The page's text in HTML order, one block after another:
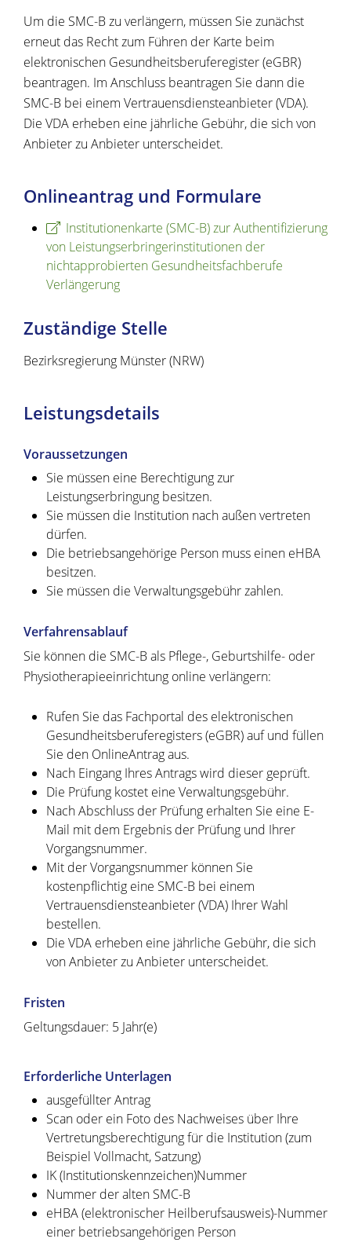
Um die SMC-B zu verlängern, müssen Sie zunächst
erneut das Recht zum Führen der Karte beim
elektronischen Gesundheitsberuferegister (eGBR)
beantragen. Im Anschluss beantragen Sie dann die
SMC-B bei einem Vertrauensdiensteanbieter (VDA).
Die VDA erheben eine jährliche Gebühr, die sich von
Anbieter zu Anbieter unterscheidet.
Onlineantrag und Formulare
Institutionenkarte (SMC-B) zur Authentifizierung
von Leistungserbringerinstitutionen der
nichtapprobierten Gesundheitsfachberufe
Verlängerung
Zuständige Stelle
Bezirksregierung Münster (NRW)
Leistungsdetails
Voraussetzungen
Sie müssen eine Berechtigung zur
Leistungserbringung besitzen.
Sie müssen die Institution nach außen vertreten
dürfen.
Die betriebsangehörige Person muss einen eHBA
besitzen.
Sie müssen die Verwaltungsgebühr zahlen.
Verfahrensablauf
Sie können die SMC-B als Pflege-, Geburtshilfe- oder
Physiotherapieeinrichtung online verlängern:
Rufen Sie das Fachportal des elektronischen
Gesundheitsberuferegisters (eGBR) auf und füllen
Sie den OnlineAntrag aus.
Nach Eingang Ihres Antrags wird dieser geprüft.
Die Prüfung kostet eine Verwaltungsgebühr.
Nach Abschluss der Prüfung erhalten Sie eine E-
Mail mit dem Ergebnis der Prüfung und Ihrer
Vorgangsnummer.
Mit der Vorgangsnummer können Sie
kostenpflichtig eine SMC-B bei einem
Vertrauensdiensteanbieter (VDA) Ihrer Wahl
bestellen.
Die VDA erheben eine jährliche Gebühr, die sich
von Anbieter zu Anbieter unterscheidet.
Fristen
Geltungsdauer: 5 Jahr(e)
Erforderliche Unterlagen
ausgefüllter Antrag
Scan oder ein Foto des Nachweises über Ihre
Vertretungsberechtigung für die Institution (zum
Beispiel Vollmacht, Satzung)
IK (Institutionskennzeichen)Nummer
Nummer der alten SMC-B
eHBA (elektronischer Heilberufsausweis)-Nummer
einer betriebsangehörigen Person